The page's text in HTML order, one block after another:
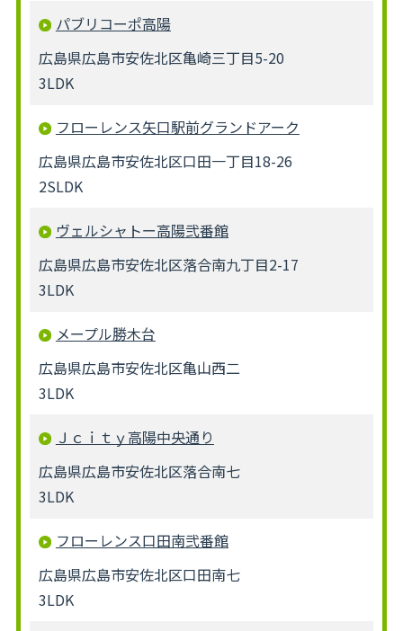
パブリコーポ高陽
広島県広島市安佐北区亀崎三丁目5-20
3LDK
フローレンス矢口駅前グランドアーク
広島県広島市安佐北区口田一丁目18-26
2SLDK
ヴェルシャトー高陽弐番館
広島県広島市安佐北区落合南九丁目2-17
3LDK
メープル勝木台
広島県広島市安佐北区亀山西二
3LDK
Ｊｃｉｔｙ高陽中央通り
広島県広島市安佐北区落合南七
3LDK
フローレンス口田南弐番館
広島県広島市安佐北区口田南七
3LDK